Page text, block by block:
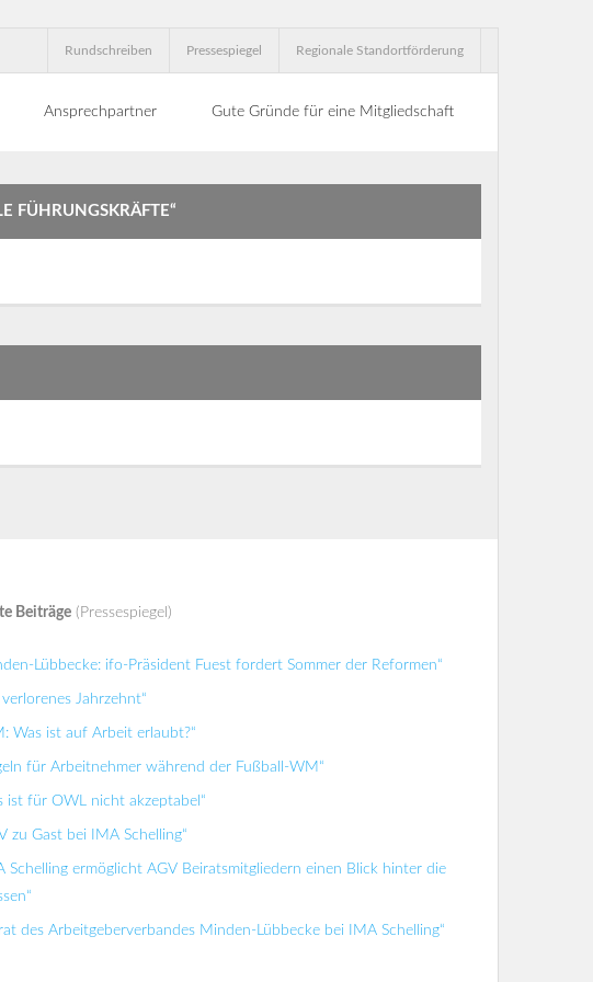
Rundschreiben Pressespiegel Regionale Standortförderung
Ansprechpartner Gute Gründe für eine Mitgliedschaft
FÜHRUNGSKRÄFTE“
Beiträge(Pressespiegel)
Lübbecke: ifo-Präsident Fuest fordert Sommer der Reformen“
verlorenes Jahrzehnt“
Was ist auf Arbeit erlaubt?“
für Arbeitnehmer während der Fußball-WM“
ist für OWL nicht akzeptabel“
zu Gast bei IMA Schelling“
Schelling ermöglicht AGV Beiratsmitgliedern einen Blick hinter die
des Arbeitgeberverbandes Minden-Lübbecke bei IMA Schelling“